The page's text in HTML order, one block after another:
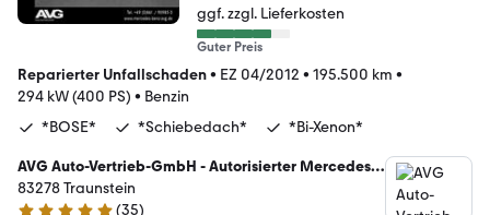
ggf. zzgl. Lieferkosten
Guter Preis
Reparierter Unfallschaden• EZ 04/2012 • 195.500 km •
294 kW (400 PS) • Benzin
*BOSE*
*Schiebedach* *Bi-Xenon*
AVG Auto-Vertrieb-GmbH - Autorisierter Mercedes-
Benz Verkauf und Service
83278 Traunstein
(35)